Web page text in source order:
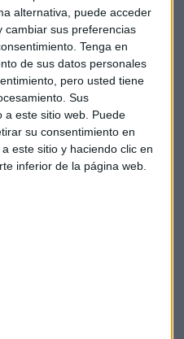
alternativa, puede acceder
cambiar sus preferencias
Tenga en
de sus datos personales
pero usted tiene
Sus
a este sitio web. Puede
su consentimiento en
este sitio y haciendo clic en
inferior de la página web.
de CEAJE y
el mercado del
pago y cobro de
la compañía es "cobrar a
un producto "muy